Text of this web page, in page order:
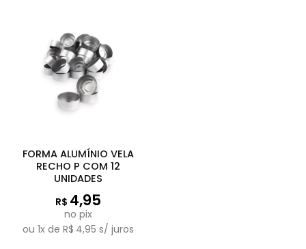
FORMA ALUMÍNIO VELA
RECHO P COM 12
UNIDADES
R$ 4,95
no pix
ou 1x de R$ 4,95 s/ juros